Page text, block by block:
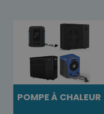
POMPE À CHALEUR